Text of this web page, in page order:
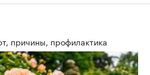
причины, профилактика